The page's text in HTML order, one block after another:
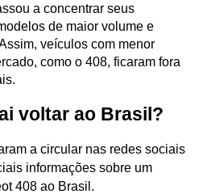
a concentrar seus
de maior volume e
veículos com menor
como o 408, ficaram fora
voltar ao Brasil?
a circular nas redes sociais
informações sobre um
408 ao Brasil.